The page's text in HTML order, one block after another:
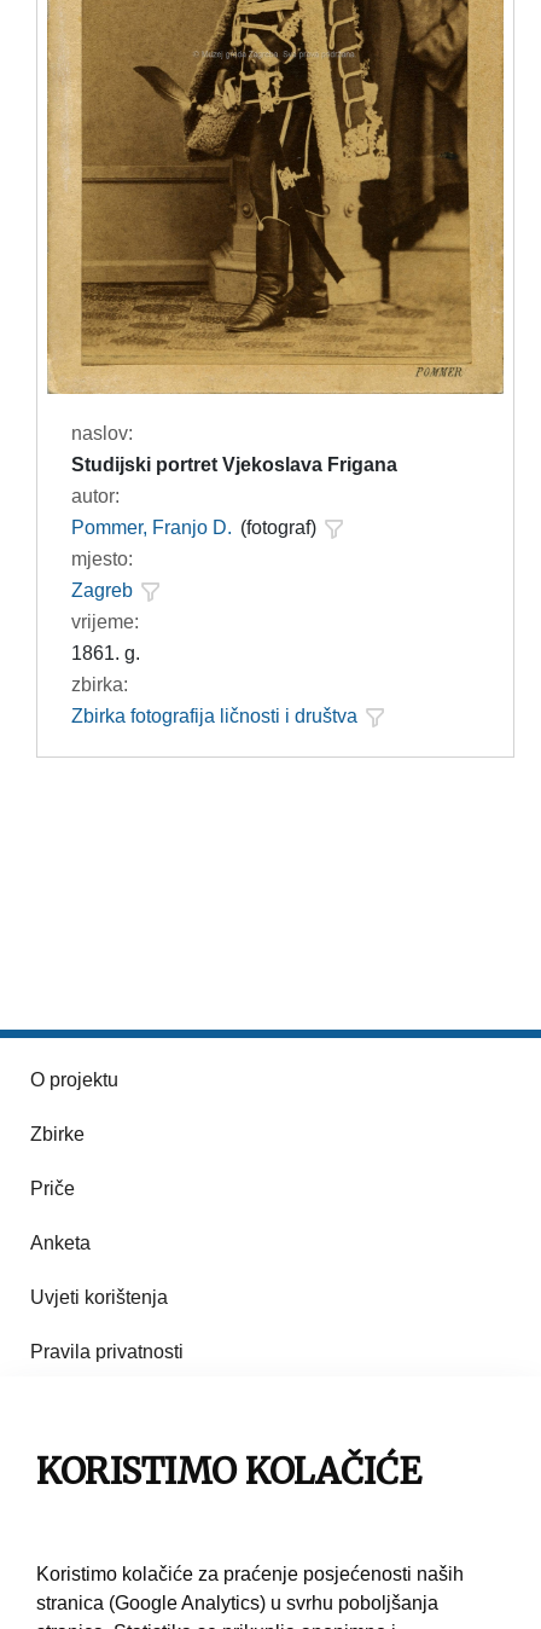
naslov:
Studijski portret Vjekoslava Frigana
autor:
Pommer, Franjo D. (fotograf)
mjesto:
Zagreb
vrijeme:
1861. g.
zbirka:
Zbirka fotografija ličnosti i društva
O projektu
Zbirke
Priče
Anketa
Uvjeti korištenja
Pravila privatnosti
Pravila korištenja
KORISTIMO KOLAČIĆE
Koristimo kolačiće za praćenje posjećenosti naših
stranica (Google Analytics) u svrhu poboljšanja